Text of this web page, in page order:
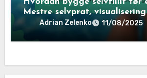
Mestre selvprat,
fokuseringsteknikker
Adrian Zelenko 11/08/2025